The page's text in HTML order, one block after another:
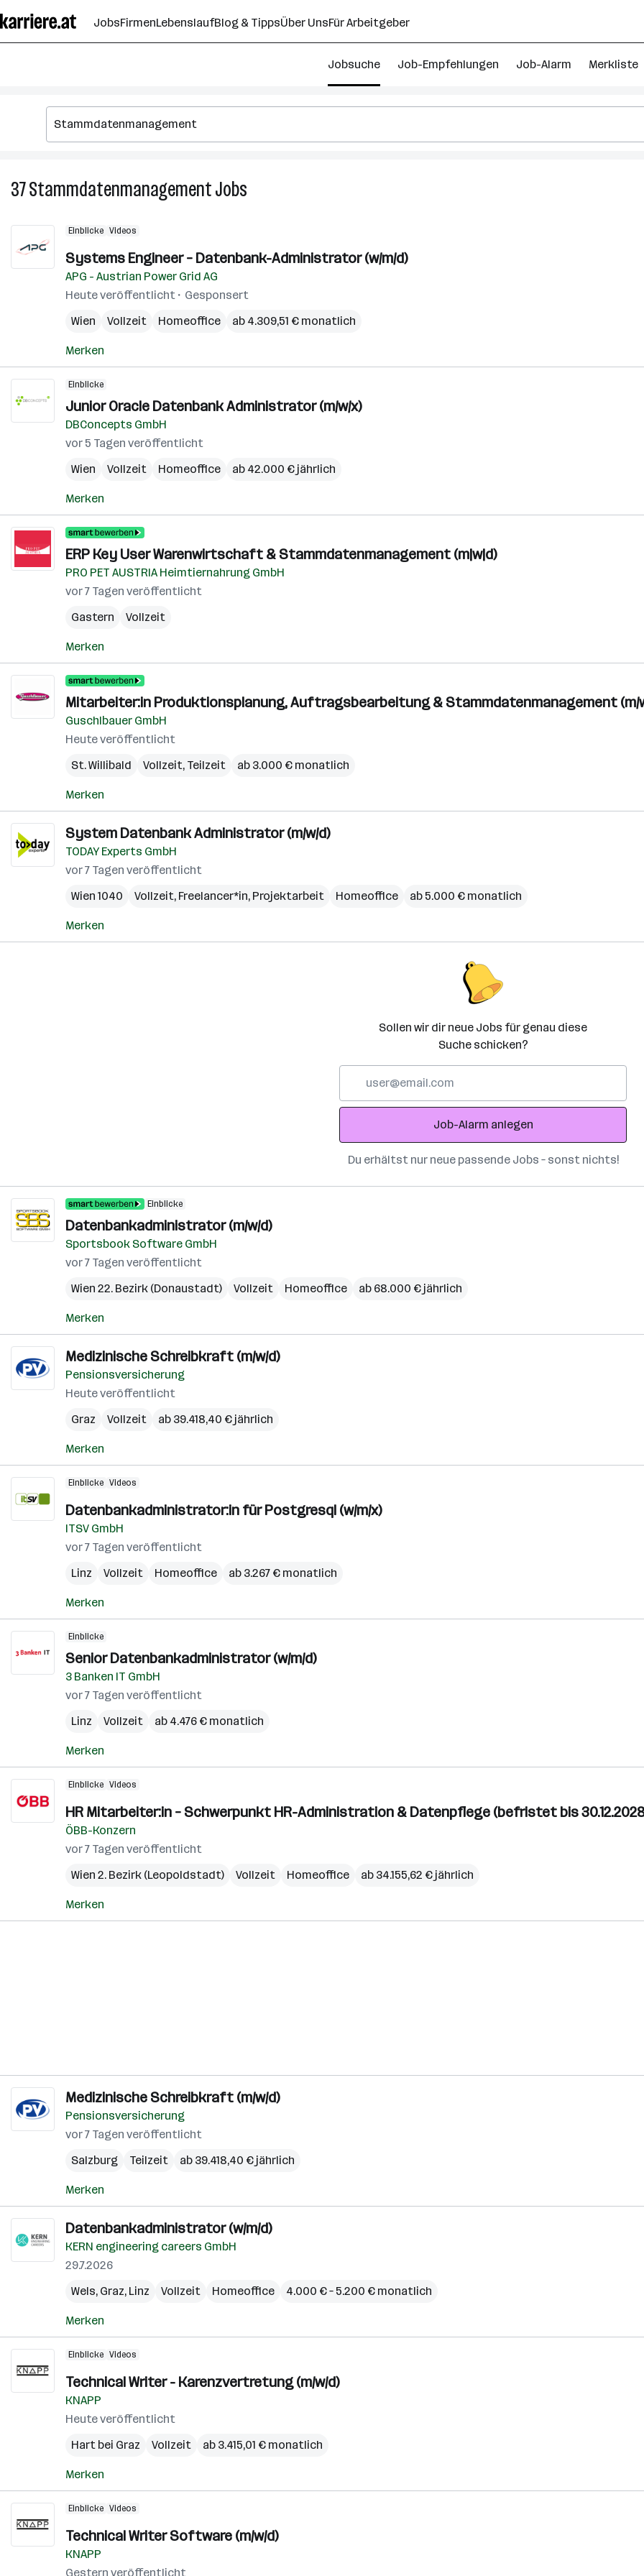
Seiteninhalt
springen
JobsFirmenLebenslaufBlog & TippsÜber UnsFür Arbeitgeber
Jobsuche Job-Empfehlungen Job-Alarm Merkliste
37StammdatenmanagementJobs
Einblicke Videos
Systems Engineer – Datenbank-Administrator (w/m/d)
APG - Austrian Power Grid AG
Heute veröffentlicht
Gesponsert
Wien
Vollzeit Homeoffice ab 4.309,51 € monatlich
Merken
Einblicke
Junior Oracle Datenbank Administrator (m/w/x)
DBConcepts GmbH
vor 5 Tagen veröffentlicht
Wien
Vollzeit Homeoffice ab 42.000 € jährlich
Merken
ERP Key User Warenwirtschaft & Stammdatenmanagement (m|w|d)
PRO PET AUSTRIA Heimtiernahrung GmbH
vor 7 Tagen veröffentlicht
Gastern
Vollzeit
Merken
Mitarbeiter:in Produktionsplanung, Auftragsbearbeitung & Stammdatenmanagement (m/
Guschlbauer GmbH
Heute veröffentlicht
St. Willibald
Vollzeit, Teilzeit ab 3.000 € monatlich
Merken
System Datenbank Administrator (m/w/d)
TODAY Experts GmbH
vor 7 Tagen veröffentlicht
Wien 1040
Vollzeit, Freelancer*in, Projektarbeit Homeoffice ab 5.000 € monatlich
Merken
Sollen wir dir neue Jobs für genau diese
Suche schicken?
Adresse
Job-Alarm anlegen
Du erhältst nur neue passende Jobs – sonst nichts!
Einblicke
Datenbankadministrator (m/w/d)
Sportsbook Software GmbH
vor 7 Tagen veröffentlicht
Wien 22. Bezirk (Donaustadt)
Vollzeit Homeoffice ab 68.000 € jährlich
Merken
Medizinische Schreibkraft (m/w/d)
Pensionsversicherung
Heute veröffentlicht
Graz
Vollzeit ab 39.418,40 € jährlich
Merken
Einblicke Videos
Datenbankadministrator:in für Postgresql (w/m/x)
ITSV GmbH
vor 7 Tagen veröffentlicht
Linz
Vollzeit Homeoffice ab 3.267 € monatlich
Merken
Einblicke
Senior Datenbankadministrator (w/m/d)
3 Banken IT GmbH
vor 7 Tagen veröffentlicht
Linz
Vollzeit ab 4.476 € monatlich
Merken
Einblicke Videos
HR Mitarbeiter:in – Schwerpunkt HR-Administration & Datenpflege (befristet bis
ÖBB-Konzern
vor 7 Tagen veröffentlicht
Wien 2. Bezirk (Leopoldstadt)
Vollzeit Homeoffice ab 34.155,62 € jährlich
Merken
Medizinische Schreibkraft (m/w/d)
Pensionsversicherung
vor 7 Tagen veröffentlicht
Salzburg
Teilzeit ab 39.418,40 € jährlich
Merken
Datenbankadministrator (w/m/d)
KERN engineering careers GmbH
29.7.2026
Wels, Graz, Linz Vollzeit Homeoffice 4.000 € – 5.200 € monatlich
Merken
Einblicke Videos
Technical Writer - Karenzvertretung (m/w/d)
KNAPP
Heute veröffentlicht
Hart bei Graz
Vollzeit ab 3.415,01 € monatlich
Merken
Einblicke Videos
Technical Writer Software (m/w/d)
KNAPP
Gestern veröffentlicht